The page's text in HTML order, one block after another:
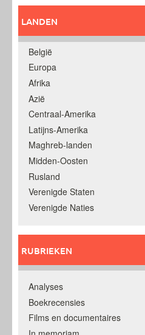
LANDEN
België
Europa
Afrika
Azië
Centraal-Amerika
Latijns-Amerika
Maghreb-landen
Midden-Oosten
Rusland
Verenigde Staten
Verenigde Naties
RUBRIEKEN
Analyses
Boekrecensies
Films en documentaires